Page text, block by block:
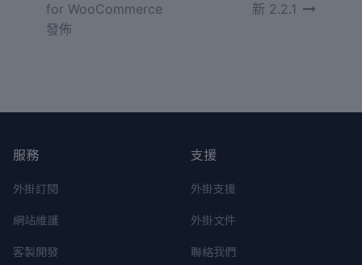
for WooCommerce
發佈
新 2.2.1
服務
外掛訂閱
網站維護
客製開發
支援
外掛支援
外掛文件
聯絡我們